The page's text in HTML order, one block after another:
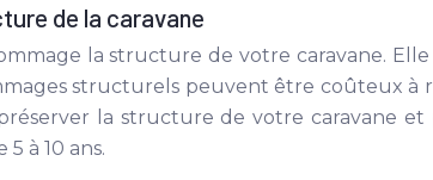
de la caravane
la structure de votre caravane.
structurels peuvent être coûteux
la structure de votre caravane
à 10 ans.